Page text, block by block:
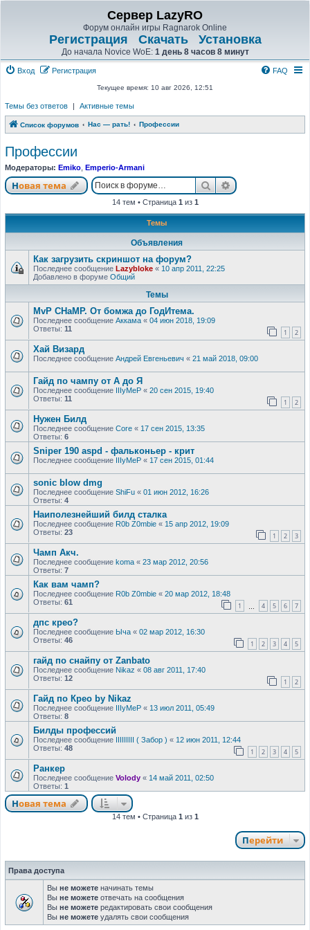
Сервер LazyRO
Форум онлайн игры Ragnarok Online
Регистрация Скачать Установка
До начала Novice WoE: 1 день 8 часов 8 минут
Вход Регистрация FAQ
Текущее время: 10 авг 2026, 12:51
Темы без ответов | Активные темы
Список форумов Нас — рать! Профессии
Профессии
Модераторы: Emiko Emperio-Armani
Новая тема ПоискРасширенный
14 тем • Страница 1 из 1
Темы
Объявления
Как загрузить скриншот на форум?
Последнее сообщение Lazybloke « 10 апр 2011, 22:25
Добавлено в форуме Общий
Темы
MvP CHaMP. От бомжа до ГодИтема.
Последнее сообщение Аккама « 04 июн 2018, 19:09
Ответы: 11 1 2
Хай Визард
Последнее сообщение Андрей Евгеньевич « 21 май 2018, 09:00
Гайд по чампу от А до Я
Последнее сообщение IIIyMeP « 20 сен 2015, 19:40
Ответы: 11 1 2
Нужен Билд
Последнее сообщение Core « 17 сен 2015, 13:35
Ответы: 6
Sniper 190 aspd - фальконьер - крит
Последнее сообщение IIIyMeP « 17 сен 2015, 01:44
sonic blow dmg
Последнее сообщение ShiFu « 01 июн 2012, 16:26
Ответы: 4
Наиполезнейший билд сталка
Последнее сообщение R0b Z0mbie « 15 апр 2012, 19:09
Ответы: 23 1 2 3
Чамп Акч.
Последнее сообщение koma « 23 мар 2012, 20:56
Ответы: 7
Как вам чамп?
Последнее сообщение R0b Z0mbie « 20 мар 2012, 18:48
Ответы: 61 1 4 5 6 7
дпс крео?
Последнее сообщение Ыча « 02 мар 2012, 16:30
Ответы: 46 1 2 3 4 5
гайд по снайпу от Zanbato
Последнее сообщение Nikaz « 08 авг 2011, 17:40
Ответы: 12 1 2
Гайд по Крео by Nikaz
Последнее сообщение IIIyMeP « 13 июл 2011, 05:49
Ответы: 8
Билды профессий
Последнее сообщение IIIIIIIII ( Забор ) « 12 июн 2011, 12:44
Ответы: 48 1 2 3 4 5
Ранкер
Последнее сообщение Volody « 14 май 2011, 02:50
Ответы: 1
Новая тема
14 тем • Страница 1 из 1
Перейти
Права доступа
Вы не можете начинать темы
Вы не можете отвечать на сообщения
Вы не можете редактировать свои сообщения
Вы не можете удалять свои сообщения